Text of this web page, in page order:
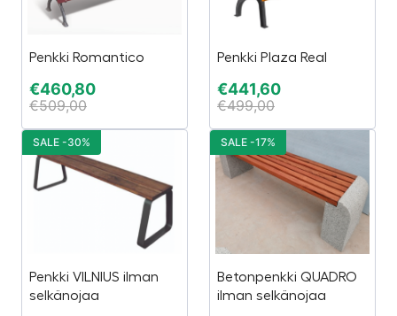
Penkki Romantico
€460,80
€509,00
Penkki Plaza Real
€441,60
€499,00
Penkki VILNIUS ilman
selkänojaa
SALE -30%
Betonpenkki QUADRO
ilman selkänojaa
SALE -17%